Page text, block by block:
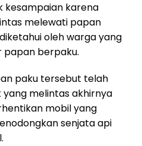
kesampaian karena
melewati papan
oleh warga yang
papan berpaku.
paku tersebut telah
melintas akhirnya
mobil yang
senjata api